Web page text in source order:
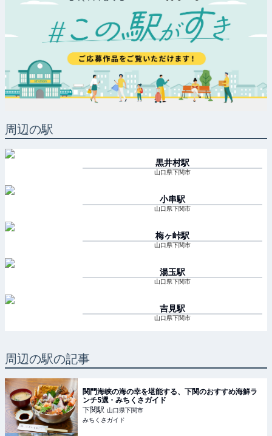
周辺の駅
黒井村駅
山口県下関市
小串駅
山口県下関市
梅ヶ峠駅
山口県下関市
湯玉駅
山口県下関市
吉見駅
山口県下関市
周辺の駅の記事
関門海峡の海の幸を堪能する、下関のおすすめ海鮮ラ
ンチ5選 - みちくさガイド
下関駅 山口県下関市
みちくさガイド